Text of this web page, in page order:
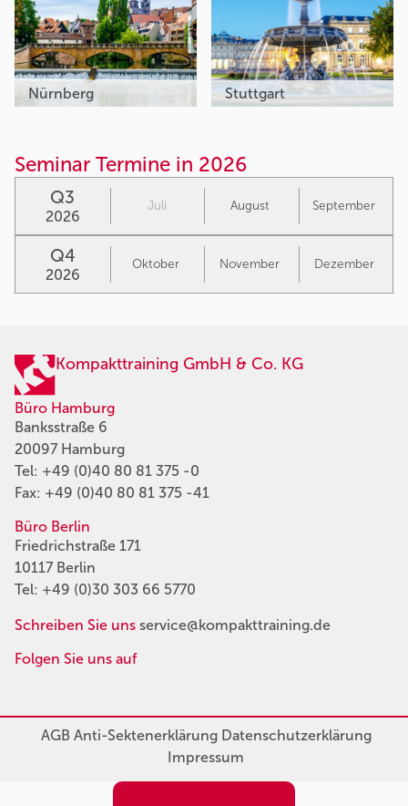
Nürnberg Stuttgart
Seminar Termine in 2026
Q3
2026
Juli August September
Q4
2026
Oktober November Dezember
Kompakttraining GmbH & Co. KG
Büro Hamburg
Banksstraße 6
20097 Hamburg
Tel: +49 (0)40 80 81 375 -0
Fax: +49 (0)40 80 81 375 -41
Büro Berlin
Friedrichstraße 171
10117 Berlin
Tel: +49 (0)30 303 66 5770
Schreiben Sie uns service@kompakttraining.de
Folgen Sie uns auf
AGBAnti-SektenerklärungDatenschutzerklärung
Impressum